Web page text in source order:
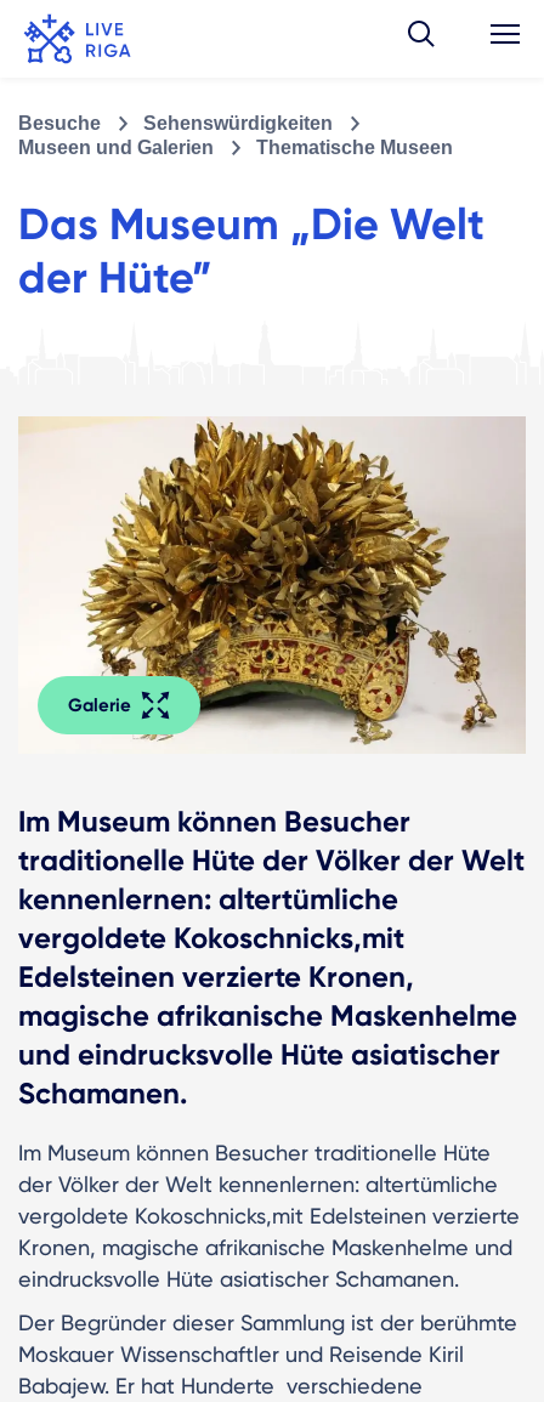
Besuche
Sehenswürdigkeiten
Museen und Galerien
Thematische Museen
Das Museum „Die Welt
der Hüte”
Galerie
Im Museum können Besucher
traditionelle Hüte der Völker der Welt
kennenlernen: altertümliche
vergoldete Kokoschnicks,mit
Edelsteinen verzierte Kronen,
magische afrikanische Maskenhelme
und eindrucksvolle Hüte asiatischer
Schamanen.
Im Museum können Besucher traditionelle Hüte
der Völker der Welt kennenlernen: altertümliche
vergoldete Kokoschnicks,mit Edelsteinen verzierte
Kronen, magische afrikanische Maskenhelme und
eindrucksvolle Hüte asiatischer Schamanen.
Der Begründer dieser Sammlung ist der berühmte
Moskauer Wissenschaftler und Reisende Kiril
Babajew. Er hat Hunderte verschiedene